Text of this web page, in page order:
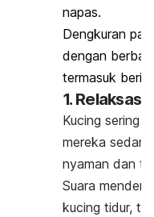
napas.
Dengkuran
dengan
termasuk
1. Relaksasi
Kucing sering
mereka
nyaman dan
Suara
kucing tidur,